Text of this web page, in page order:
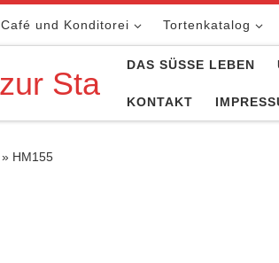
Café und Konditorei Tortenkatalog
DAS SÜSSE LEBEN
KONTAKT
» HM155